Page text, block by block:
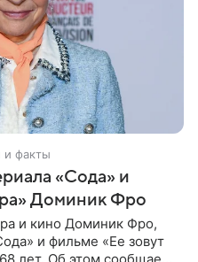
и факты
«Сода» и
Доминик Фро
и кино Доминик Фро,
и фильме «Ее зовут